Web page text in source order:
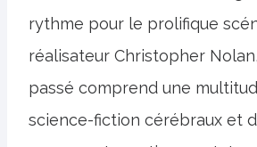
rythme pour le prolifique
réalisateur Christopher
passé comprend une
science-fiction cérébraux et